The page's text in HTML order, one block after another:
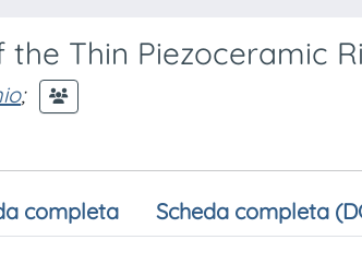
Thin Piezoceramic
;
completa Scheda completa